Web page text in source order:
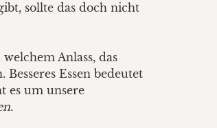
sollte das doch nicht
Anlass, das
Essen bedeutet
es um unsere